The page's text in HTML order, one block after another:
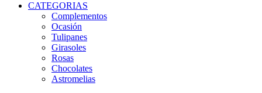
CATEGORIAS
Complementos
Ocasión
Tulipanes
Girasoles
Rosas
Chocolates
Astromelias